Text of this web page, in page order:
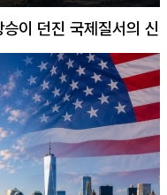
이 던진 국제질서의 신